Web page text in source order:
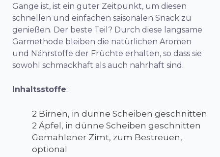
Gange ist, ist ein guter Zeitpunkt, um diesen
schnellen und einfachen saisonalen Snack zu
genießen. Der beste Teil? Durch diese langsame
Garmethode bleiben die natürlichen Aromen
und Nährstoffe der Früchte erhalten, so dass sie
sowohl schmackhaft als auch nahrhaft sind.
Inhaltsstoffe:
2 Birnen, in dünne Scheiben geschnitten
2 Äpfel, in dünne Scheiben geschnitten
Gemahlener Zimt, zum Bestreuen,
optional